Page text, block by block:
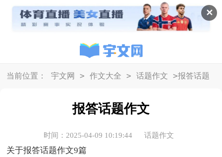
✕
当前位置： 宇文网 > 作文大全 > 话题作文 >报答话题
报答话题作文
时间：2025-04-09 10:19:44 话题作文
关于报答话题作文9篇